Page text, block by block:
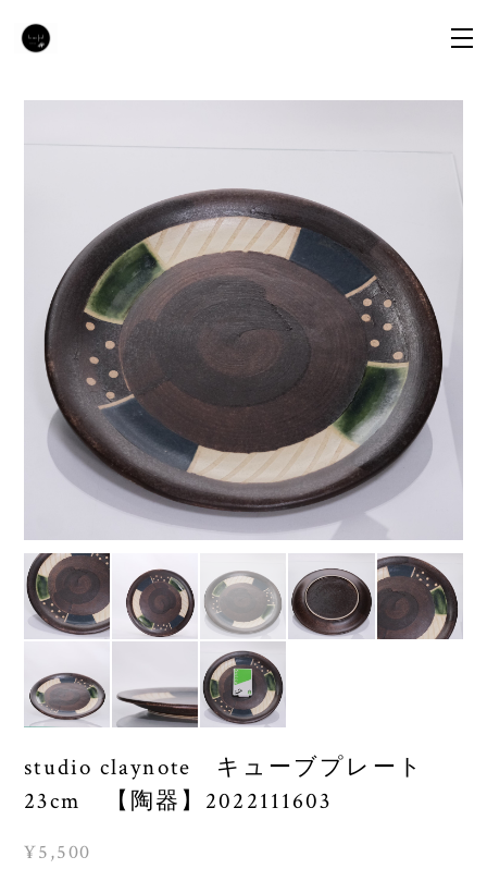
studio claynote キューブプレート
23cm 【陶器】2022111603
¥5,500